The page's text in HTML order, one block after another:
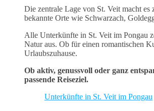
Die zentrale Lage von St. Veit macht
bekannte Orte wie Schwarzach,
Alle Unterkünfte in St. Veit im Pongau
Natur aus. Ob für einen romantischen
Urlaubszuhause.
Ob aktiv, genussvoll oder ganz
passende Reiseziel.
Unterkünfte in St. Veit im Pongau